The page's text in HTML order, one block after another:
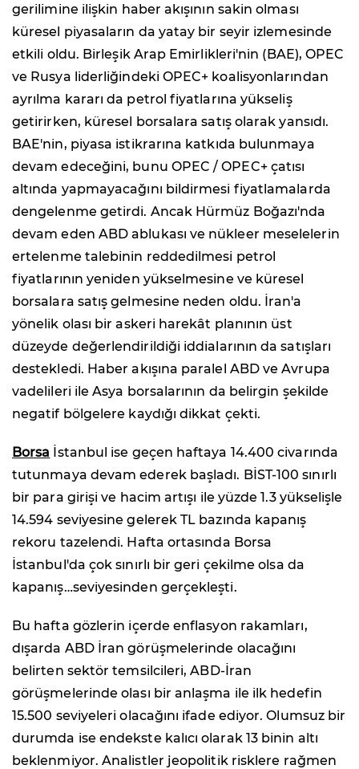
gerilimine ilişkin haber akışının sakin olması
küresel piyasaların da yatay bir seyir izlemesinde
etkili oldu. Birleşik Arap Emirlikleri'nin (BAE), OPEC
ve Rusya liderliğindeki OPEC+ koalisyonlarından
ayrılma kararı da petrol fiyatlarına yükseliş
getirirken, küresel borsalara satış olarak yansıdı.
BAE'nin, piyasa istikrarına katkıda bulunmaya
devam edeceğini, bunu OPEC / OPEC+ çatısı
altında yapmayacağını bildirmesi fiyatlamalarda
dengelenme getirdi. Ancak Hürmüz Boğazı'nda
devam eden ABD ablukası ve nükleer meselelerin
ertelenme talebinin reddedilmesi petrol
fiyatlarının yeniden yükselmesine ve küresel
borsalara satış gelmesine neden oldu. İran'a
yönelik olası bir askeri harekât planının üst
düzeyde değerlendirildiği iddialarının da satışları
destekledi. Haber akışına paralel ABD ve Avrupa
vadelileri ile Asya borsalarının da belirgin şekilde
negatif bölgelere kaydığı dikkat çekti.
Borsa İstanbul ise geçen haftaya 14.400 civarında
tutunmaya devam ederek başladı. BİST-100 sınırlı
bir para girişi ve hacim artışı ile yüzde 1.3 yükselişle
14.594 seviyesine gelerek TL bazında kapanış
rekoru tazelendi. Hafta ortasında Borsa
İstanbul'da çok sınırlı bir geri çekilme olsa da
kapanış…seviyesinden gerçekleşti.
Bu hafta gözlerin içerde enflasyon rakamları,
dışarda ABD İran görüşmelerinde olacağını
belirten sektör temsilcileri, ABD-İran
görüşmelerinde olası bir anlaşma ile ilk hedefin
15.500 seviyeleri olacağını ifade ediyor. Olumsuz bir
durumda ise endekste kalıcı olarak 13 binin altı
beklenmiyor. Analistler jeopolitik risklere rağmen